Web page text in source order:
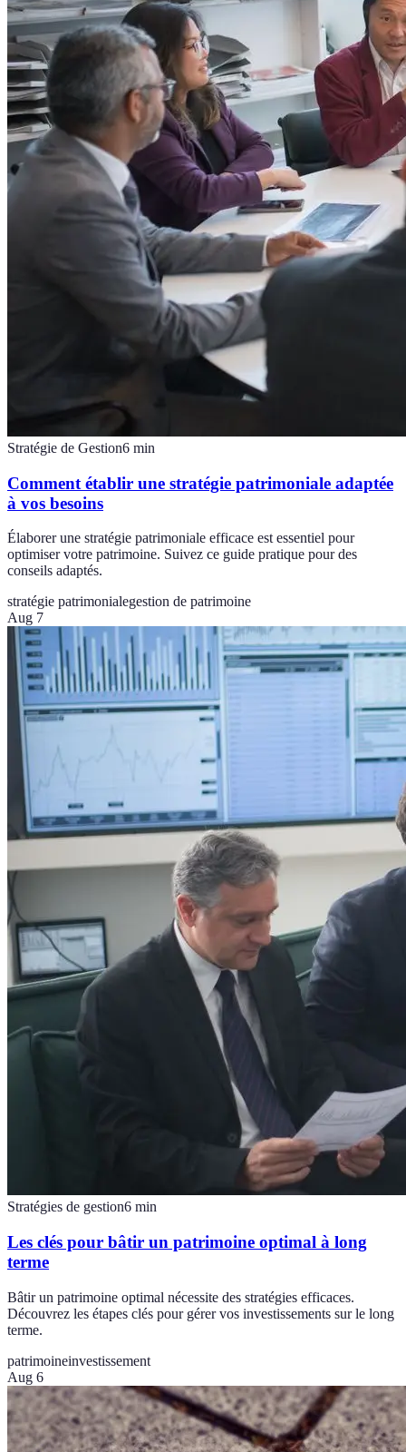
Stratégie de Gestion6 min
Comment établir une stratégie patrimoniale adaptée
à vos besoins
Élaborer une stratégie patrimoniale efficace est essentiel pour
optimiser votre patrimoine. Suivez ce guide pratique pour des
conseils adaptés.
stratégie patrimonialegestion de patrimoine
Aug 7
Stratégies de gestion6 min
Les clés pour bâtir un patrimoine optimal à long
terme
Bâtir un patrimoine optimal nécessite des stratégies efficaces.
Découvrez les étapes clés pour gérer vos investissements sur le long
terme.
patrimoineinvestissement
Aug 6